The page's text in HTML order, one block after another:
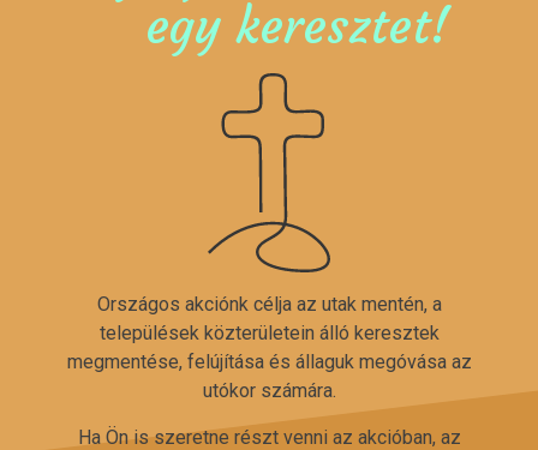
egy keresztet!
Országos akciónk célja az utak mentén, a
települések közterületein álló keresztek
megmentése, felújítása és állaguk megóvása az
utókor számára.
Ha Ön is szeretne részt venni az akcióban, az